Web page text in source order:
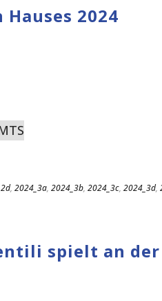
2024
, 2024_3a, 2024_3b, 2024_3c, 2024_3d,
spielt an der